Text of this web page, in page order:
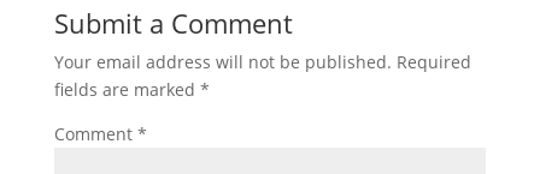
Submit a Comment
Your email address will not be published. Required
fields are marked *
Comment *